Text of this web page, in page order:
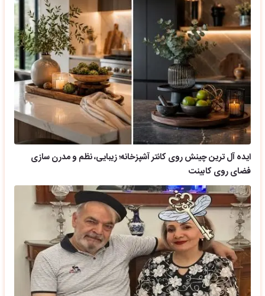
ایده آل ترین چینش روی کانتر آشپزخانه؛ زیبایی، نظم و مدرن سازی
فضای روی کابینت